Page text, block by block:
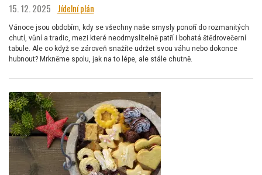
15. 12. 2025 Jídelní plán
Vánoce jsou obdobím, kdy se všechny naše smysly ponoří do rozmanitých
chutí, vůní a tradic, mezi které neodmyslitelně patří i bohatá štědrovečerní
tabule. Ale co když se zároveň snažíte udržet svou váhu nebo dokonce
hubnout? Mrkněme spolu, jak na to lépe, ale stále chutně.